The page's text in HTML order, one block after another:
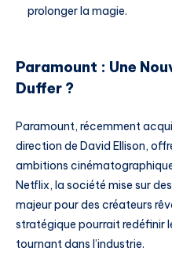
prolonger la magie.
Paramount : Une
Duffer ?
Paramount, récemment
direction de David Ellison,
ambitions
Netflix, la société mise sur
majeur pour des créateurs
stratégique pourrait redéfinir
tournant dans l’industrie.